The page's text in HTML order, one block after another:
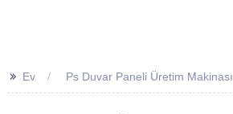
>> Ev Ps Duvar Paneli Üretim Makinası